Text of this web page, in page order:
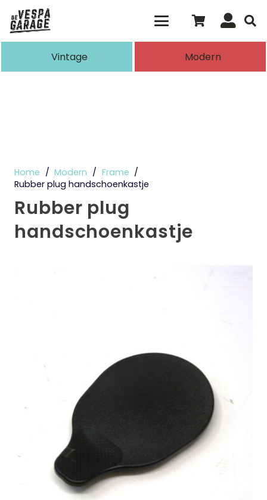
de resultaten voor automatisch
Vintage Modern
Home / Modern / Frame /
Rubber plug handschoenkastje
Rubber plug
handschoenkastje